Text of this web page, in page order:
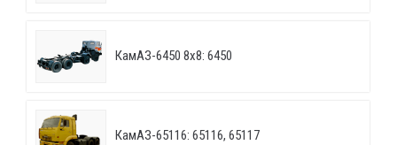
КамАЗ-6450 8х8: 6450
КамАЗ-65116: 65116, 65117